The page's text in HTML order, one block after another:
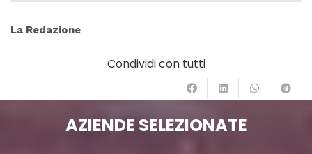
La Redazione
Condividi con tutti
AZIENDE SELEZIONATE